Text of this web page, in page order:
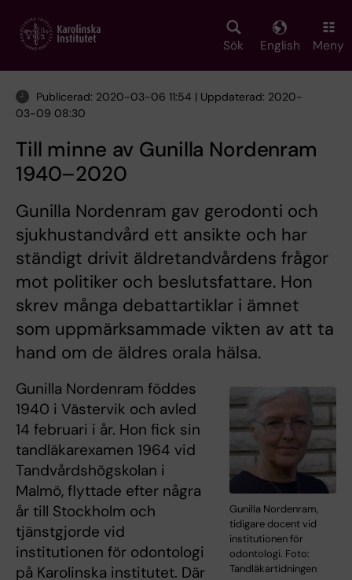
main
Sök English Meny
Publicerad: 2020-03-06 11:54 | Uppdaterad: 2020-
03-09 08:30
Till minne av Gunilla Nordenram
1940–2020
Gunilla Nordenram gav gerodonti och
sjukhustandvård ett ansikte och har
ständigt drivit äldretandvårdens frågor
mot politiker och beslutsfattare. Hon
skrev många debattartiklar i ämnet
som uppmärksammade vikten av att ta
hand om de äldres orala hälsa.
Gunilla Nordenram,
tidigare docent vid
institutionen för
odontologi. Foto:
Tandläkartidningen
Gunilla Nordenram föddes
1940 i Västervik och avled
14 februari i år. Hon fick sin
tandläkarexamen 1964 vid
Tandvårdshögskolan i
Malmö, flyttade efter några
år till Stockholm och
tjänstgjorde vid
institutionen för odontologi
på Karolinska institutet. Där